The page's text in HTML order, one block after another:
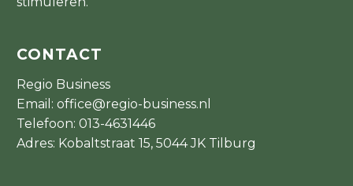
CONTACT
Regio Business
Email: office@regio-business.nl
Telefoon: 013-4631446
Adres: Kobaltstraat 15, 5044 JK Tilburg